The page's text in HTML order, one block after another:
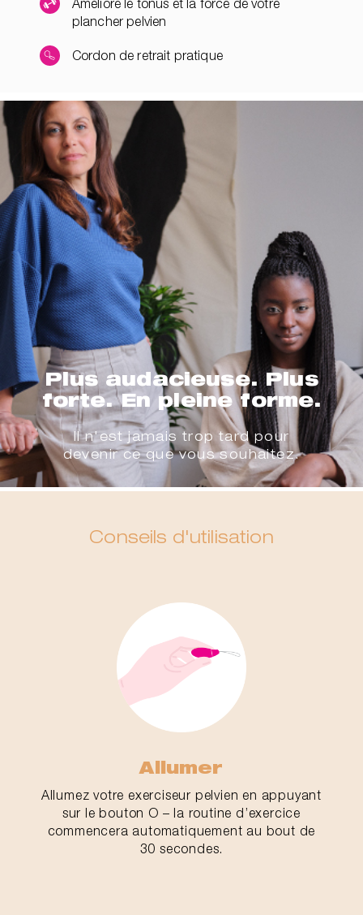
Améliore le tonus et la force de votre
plancher pelvien
Cordon de retrait pratique
Plus audacieuse. Plus
forte. En pleine forme.
Il n'est jamais trop tard pour
devenir ce que vous souhaitez.
Conseils d'utilisation
Allumer
Allumez votre exerciseur pelvien en appuyant
sur le bouton O – la routine d’exercice
commencera automatiquement au bout de
30 secondes.